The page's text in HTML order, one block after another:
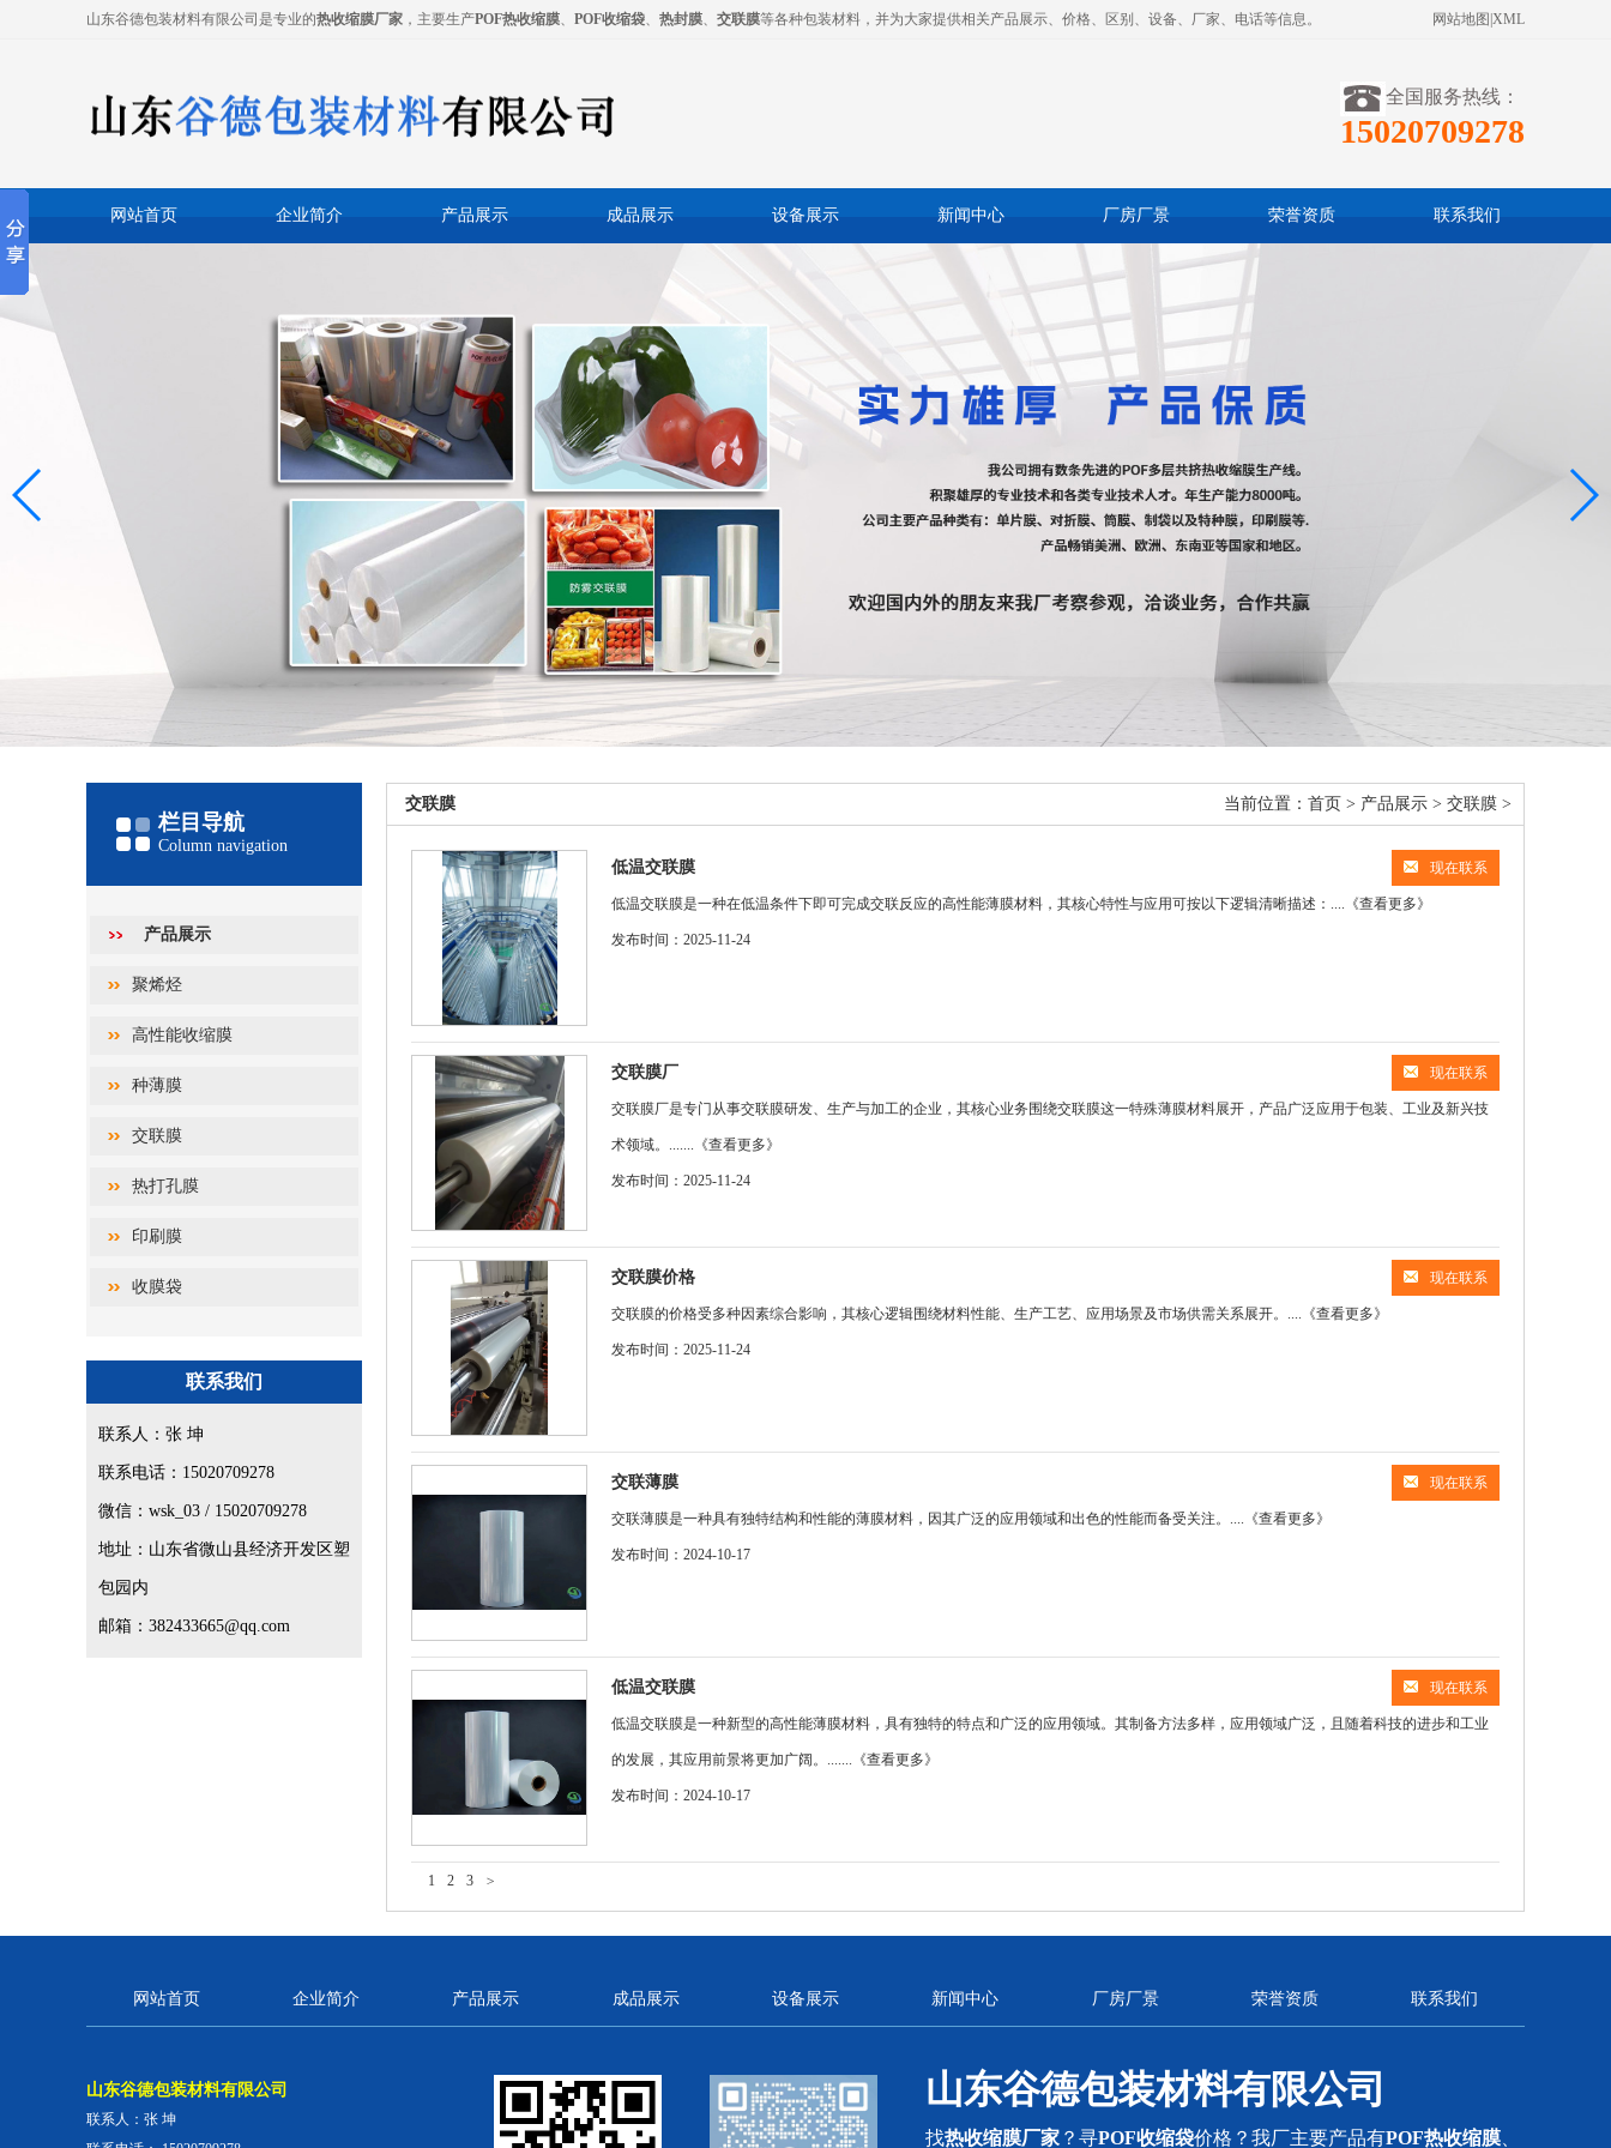
山东谷德包装材料有限公司是专业的热收缩膜厂家 ，主要生产POF热收缩膜、 POF收缩袋、 热封膜、 交联膜等各种包装材料，并为大家提供相关产品展示、价格、区别、设备、厂家、电话等信息。 网站地图 XML
全国服务热线：
15020709278
网站首页 企业简介 产品展示 成品展示 设备展示 新闻中心 厂房厂景 荣誉资质 联系我们
栏目导航
Column navigation
产品展示
聚烯烃
高性能收缩膜
种薄膜
交联膜
热打孔膜
印刷膜
收膜袋
联系我们
联系人：张 坤
联系电话：15020709278
微信：wsk_03 / 15020709278
地址：山东省微山县经济开发区塑
包园内
邮箱：382433665@qq.com
当前位置： 首页 > 产品展示 > 交联膜 >
交联膜
现在联系
低温交联膜
低温交联膜是一种在低温条件下即可完成交联反应的高性能薄膜材料，其核心特性与应用可按以下逻辑清晰描述：.... 《查看更多》
发布时间：2025-11-24
现在联系
交联膜厂
交联膜厂是专门从事交联膜研发、生产与加工的企业，其核心业务围绕交联膜这一特殊薄膜材料展开，产品广泛应用于包装、工业及新兴技
术领域。....... 《查看更多》
发布时间：2025-11-24
现在联系
交联膜价格
交联膜的价格受多种因素综合影响，其核心逻辑围绕材料性能、生产工艺、应用场景及市场供需关系展开。.... 《查看更多》
发布时间：2025-11-24
现在联系
交联薄膜
交联薄膜是一种具有独特结构和性能的薄膜材料，因其广泛的应用领域和出色的性能而备受关注。.... 《查看更多》
发布时间：2024-10-17
现在联系
低温交联膜
低温交联膜是一种新型的高性能薄膜材料，具有独特的特点和广泛的应用领域。其制备方法多样，应用领域广泛，且随着科技的进步和工业
的发展，其应用前景将更加广阔。....... 《查看更多》
发布时间：2024-10-17
1 2 3 >
网站首页 企业简介 产品展示 成品展示 设备展示 新闻中心 厂房厂景 荣誉资质 联系我们
山东谷德包装材料有限公司
联系人：张 坤
山东谷德包装材料有限公司
找热收缩膜厂家 ？寻POF收缩袋价格？我厂主要产品有POF热收缩膜